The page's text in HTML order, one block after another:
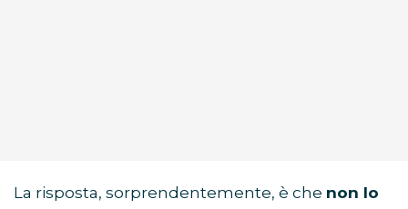
La risposta, sorprendentemente, è che non lo